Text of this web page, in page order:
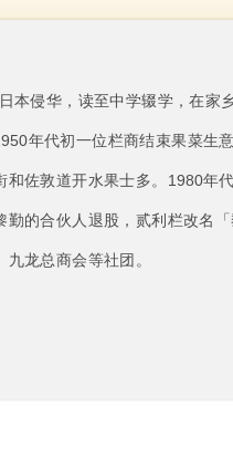
本侵华，读至中学辍学，在家
年代初一位栏商结束果菜生
佐敦道开水果士多。1980年
的合伙人退股，贰利栏改名
龙总商会等社团。